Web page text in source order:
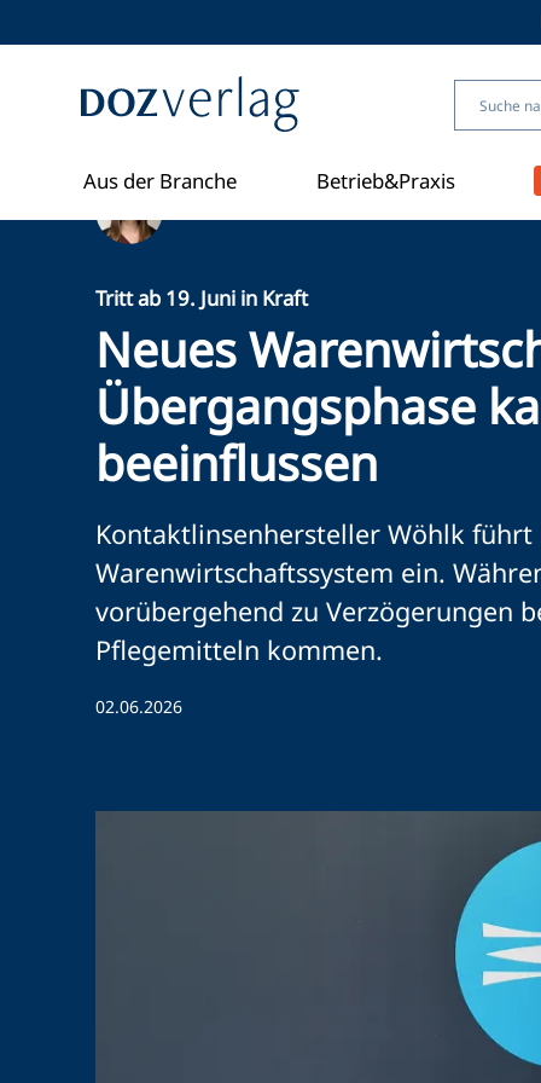
Aus der Branche Betrieb&Praxis
Tritt ab 19. Juni in Kraft
Neues
Übergangsphase
beeinflussen
Kontaktlinsenhersteller Wöhlk
Warenwirtschaftssystem ein.
vorübergehend zu Verzögerungen
Pflegemitteln kommen.
02.06.2026